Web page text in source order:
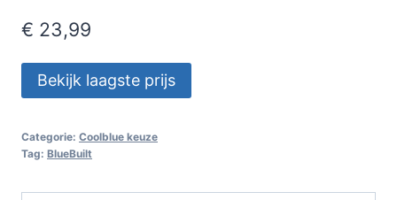
€ 23,99
Bekijk laagste prijs
Categorie: Coolblue keuze
Tag: BlueBuilt